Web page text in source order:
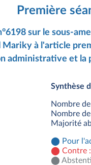
Première
sur le sous-
Mariky à l'article
administrative et la
Synthèse
Nombre
Nombre
Majorité
Pour
Contre :